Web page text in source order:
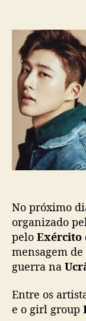
r
d
o
p
o
s
t
No próximo
organizado
pelo Exército
mensagem
guerra na
Entre os
e o girl group